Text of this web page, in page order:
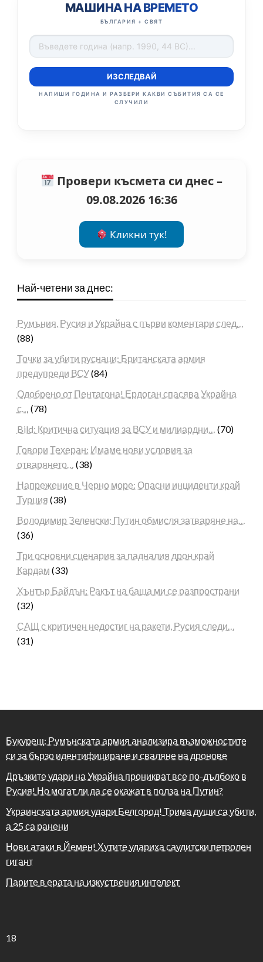
МАШИНА НА ВРЕМЕТО
БЪЛГАРИЯ + СВЯТ
ИЗСЛЕДВАЙ
НАПИШИ ГОДИНА И РАЗБЕРИ КАКВИ СЪБИТИЯ СА СЕ
СЛУЧИЛИ
Провери късмета си днес –
09.08.2026 16:36
Кликни тук!
Най-четени за днес:
Румъния, Русия и Украйна с първи коментари след…
(88)
Точки за убити руснаци: Британската армия
предупреди ВСУ(84)
Одобрено от Пентагона! Ердоган спасява Украйна
с… (78)
Bild: Критична ситуация за ВСУ и милиардни… (70)
Говори Техеран: Имаме нови условия за
отварянето… (38)
Напрежение в Черно море: Опасни инциденти край
Турция (38)
Володимир Зеленски: Путин обмисля затваряне на…
(36)
Три основни сценария за падналия дрон край
Кардам (33)
Хънтър Байдън: Ракът на баща ми се разпространи
(32)
САЩ с критичен недостиг на ракети, Русия следи…
(31)
Букурещ: Румънската армия анализира възможностите
си за бързо идентифициране и сваляне на дронове
Дръзките удари на Украйна проникват все по-дълбоко в
Русия! Но могат ли да се окажат в полза на Путин?
Украинската армия удари Белгород! Трима души са убити,
а 25 са ранени
Нови атаки в Йемен! Хутите удариха саудитски петролен
гигант
Парите в ерата на изкуствения интелект
18